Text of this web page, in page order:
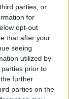
parties, or
for
opt-out
that after your
seeing
utilized by
prior to
further
parties on the
100.000 néző
11.246 új
aDelfines
a
kelt el
éve. Az
továbbra is